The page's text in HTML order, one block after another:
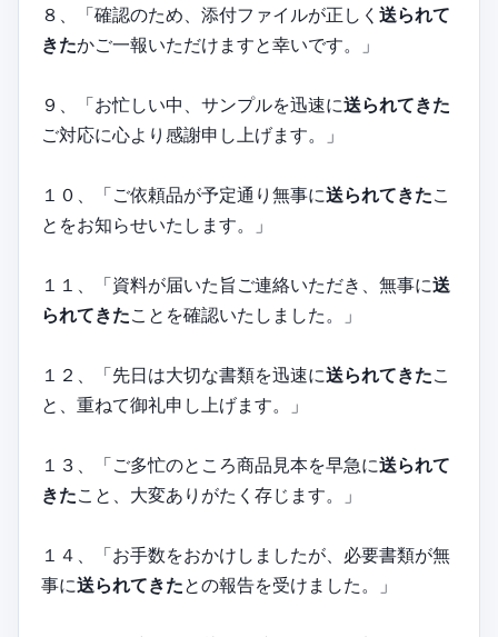
８、「確認のため、添付ファイルが正しく 送られて
きたかご一報いただけますと幸いです。」
９、「お忙しい中、サンプルを迅速に送られてきた
ご対応に心より感謝申し上げます。」
１０、「ご依頼品が予定通り無事に送られてきたこ
とをお知らせいたします。」
１１、「資料が届いた旨ご連絡いただき、無事に送
られてきたことを確認いたしました。」
１２、「先日は大切な書類を迅速に送られてきたこ
と、重ねて御礼申し上げます。」
１３、「ご多忙のところ商品見本を早急に送られて
きたこと、大変ありがたく存じます。」
１４、「お手数をおかけしましたが、必要書類が無
事に送られてきたとの報告を受けました。」